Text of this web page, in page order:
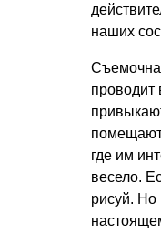
наших
проводит
помещают
где им
весело.
рисуй. Но